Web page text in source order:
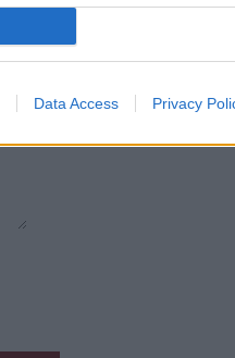
Data Access Privacy